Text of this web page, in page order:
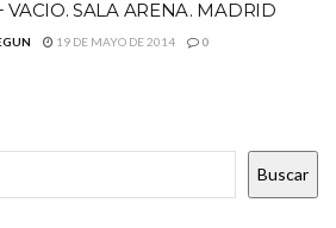
VACIO. SALA ARENA. MADRID
19 DE MAYO DE 2014 0
Buscar